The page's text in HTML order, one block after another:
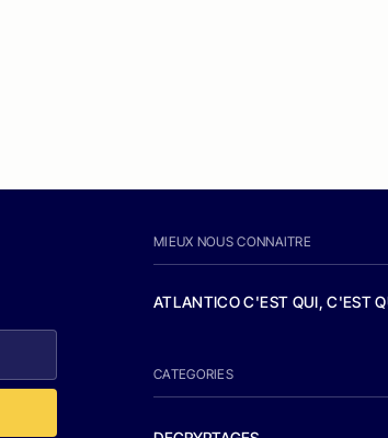
MIEUX NOUS CONNAITRE
ATLANTICO C'EST QUI, C'EST
CATEGORIES